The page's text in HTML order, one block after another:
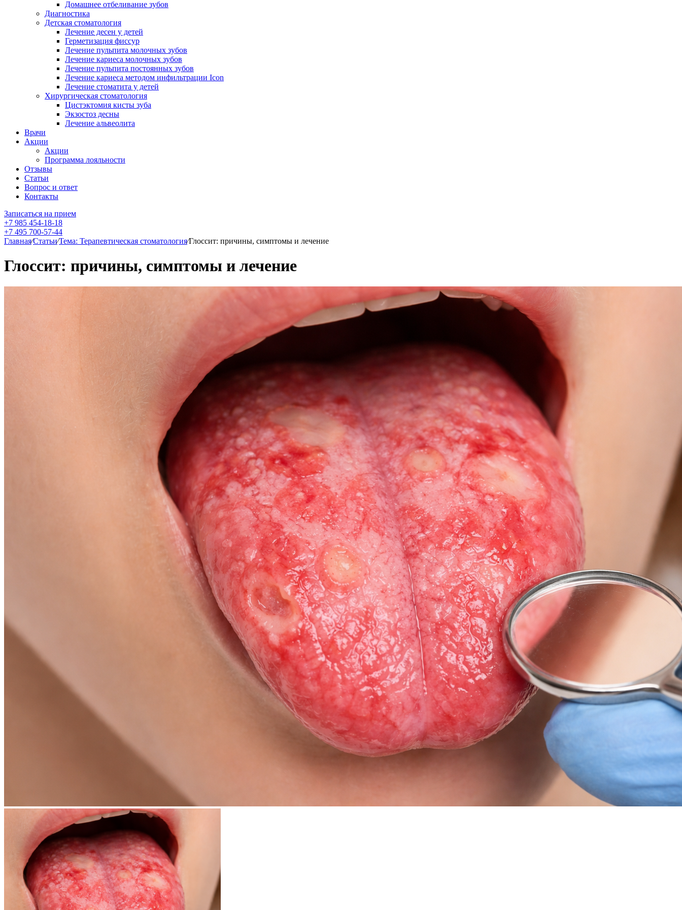
Домашнее отбеливание зубов
Диагностика
Детская стоматология
Лечение десен у детей
Герметизация фиссур
Лечение пульпита молочных зубов
Лечение кариеса молочных зубов
Лечение пульпита постоянных зубов
Лечение кариеса методом инфильтрации Icon
Лечение стоматита у детей
Хирургическая стоматология
Цистэктомия кисты зуба
Экзостоз десны
Лечение альвеолита
Врачи
Акции
Акции
Программа лояльности
Отзывы
Статьи
Вопрос и ответ
Контакты
Записаться на прием
+7 985 454-18-18
+7 495 700-57-44
Главная⁄Статьи⁄Тема: Терапевтическая стоматология⁄Глоссит: причины, симптомы и лечение
Глоссит: причины, симптомы и лечение